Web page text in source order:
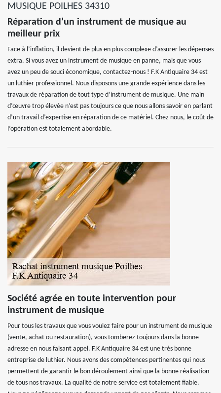
MUSIQUE POILHES 34310
Réparation d’un instrument de musique au
meilleur prix
Face à l’inflation, il devient de plus en plus complexe d’assurer les dépenses
extra. Si vous avez un instrument de musique en panne, mais que vous
avez un peu de souci économique, contactez-nous ! F.K Antiquaire 34 est
un luthier professionnel. Nous disposons une grande expérience dans les
travaux de réparation de tout type d’instrument de musique. Une main
d’œuvre trop élevée n’est pas toujours ce que nous allons savoir en parlant
d’un travail d’expertise en réparation de ce matériel. Chez nous, le coût de
l’opération est totalement abordable.
Société agrée en toute intervention pour
instrument de musique
Pour tous les travaux que vous voulez faire pour un instrument de musique
(vente, achat ou restauration), vous tomberez toujours dans la bonne
adresse en nous faisant appel. F.K Antiquaire 34 est une très bonne
entreprise de luthier. Nous avons des compétences pertinentes qui nous
permettent de garantir le bon déroulement ainsi que la bonne réalisation
de tous nos travaux. La qualité de notre service est totalement fiable.